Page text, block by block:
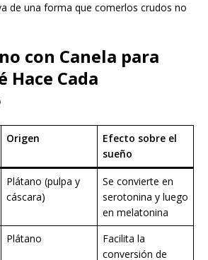
de una forma que comerlos crudos no
con Canela para
Hace Cada
Origen
Efecto sobre el
sueño
Plátano (pulpa y
cáscara)
Se convierte en
serotonina y luego
en melatonina
Plátano
Facilita la
conversión de